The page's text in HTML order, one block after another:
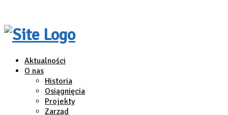
Aktualności
O nas
Historia
Osiągnięcia
Projekty
Zarząd